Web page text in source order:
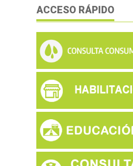
ACCESO RÁPIDO